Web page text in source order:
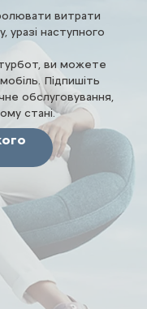
витрати
уразі наступного
ви можете
Підпишіть
обслуговування,
стані.